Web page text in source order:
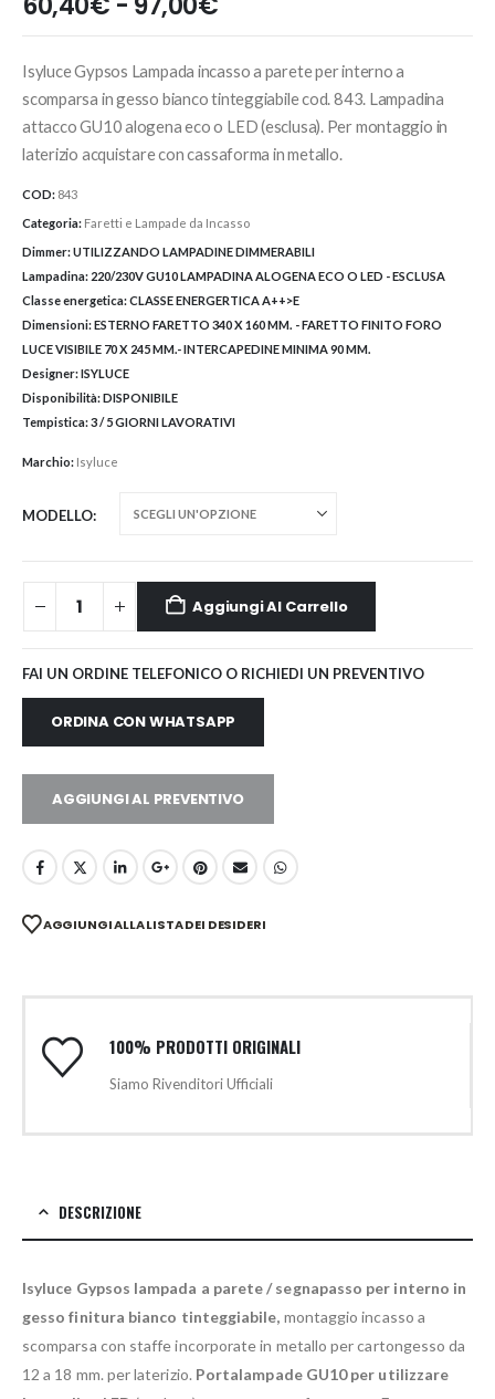
di
da
60,40€
a
97,00€
Isyluce Gypsos Lampada incasso a parete per interno a
scomparsa in gesso bianco tinteggiabile cod. 843. Lampadina
attacco GU10 alogena eco o LED (esclusa). Per montaggio in
laterizio acquistare con cassaforma in metallo.
COD: 843
Categoria: Faretti e Lampade da Incasso
Dimmer:UTILIZZANDO LAMPADINE DIMMERABILI
Lampadina: 220/230V GU10 LAMPADINA ALOGENA ECO O LED - ESCLUSA
Classe energetica:CLASSE ENERGERTICA A++>E
Dimensioni:ESTERNO FARETTO 340 X 160 MM. - FARETTO FINITO FORO
LUCE VISIBILE 70 X 245 MM.- INTERCAPEDINE MINIMA 90 MM.
Designer:ISYLUCE
Disponibilità:DISPONIBILE
Tempistica:3 / 5 GIORNI LAVORATIVI
Marchio: Isyluce
MODELLO
Aggiungi Al Carrello
FAI UN ORDINE TELEFONICO O RICHIEDI UN PREVENTIVO
ORDINA CON WHATSAPP
AGGIUNGI AL PREVENTIVO
AGGIUNGI ALLA LISTA DEI DESIDERI
100% PRODOTTI ORIGINALI
Siamo Rivenditori Ufficiali
DESCRIZIONE
Isyluce Gypsos lampada a parete / segnapasso per interno in
gesso finitura bianco tinteggiabile, montaggio incasso a
scomparsa con staffe incorporate in metallo per cartongesso da
12 a 18 mm. per laterizio. Portalampade GU10 per utilizzare